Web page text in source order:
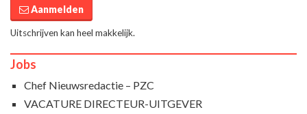
Aanmelden
Uitschrijven kan heel makkelijk.
Jobs
Chef Nieuwsredactie – PZC
VACATURE DIRECTEUR-UITGEVER